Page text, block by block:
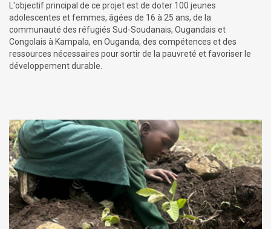
L'objectif principal de ce projet est de doter 100 jeunes
adolescentes et femmes, âgées de 16 à 25 ans, de la
communauté des réfugiés Sud-Soudanais, Ougandais et
Congolais à Kampala, en Ouganda, des compétences et des
ressources nécessaires pour sortir de la pauvreté et favoriser le
développement durable.